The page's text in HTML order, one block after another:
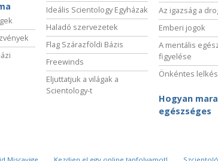
Ideális Scientology Egyházak
Haladó szervezetek
Flag Szárazföldi Bázis
Freewinds
Eljuttatjuk a világak a
Scientology-t
Az igazság a
Emberi jogok
A mentális
figyelése
Önkéntes
Hogyan
egészséges